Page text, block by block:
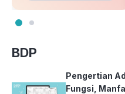
BDP
Pengertian
Fungsi,